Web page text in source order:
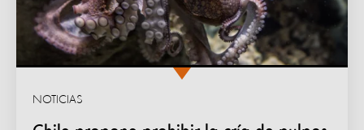
NOTICIAS